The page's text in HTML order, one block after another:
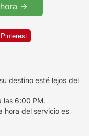
->
Pinterest
destino esté lejos del
las 6:00 PM.
hora del servicio es